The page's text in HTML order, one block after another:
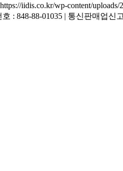
https://iidis.co.kr/wp-content/
: 848-88-01035 | 통신판매업